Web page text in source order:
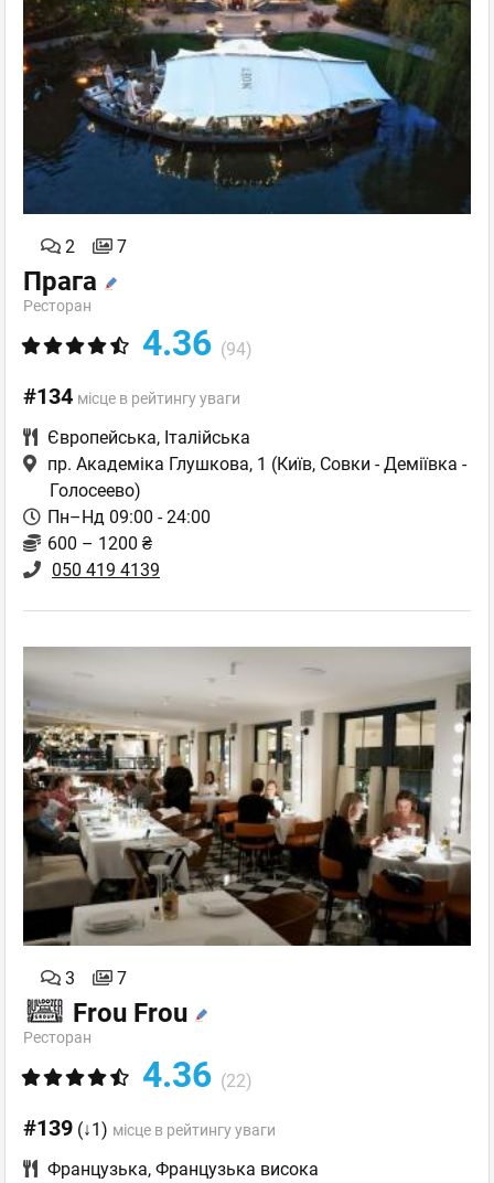
2 7
Прага
Ресторан
4.36 (94)
#134 місце в рейтингу уваги
Європейська, Італійська
пр. Академіка Глушкова, 1 (Київ, Совки - Деміївка -
Голосеево)
Пн–Нд 09:00 - 24:00
600 – 1200 ₴
050 419 4139
3 7
Frou Frou
Ресторан
4.36 (22)
#139 (↓1) місце в рейтингу уваги
Французька, Французька висока